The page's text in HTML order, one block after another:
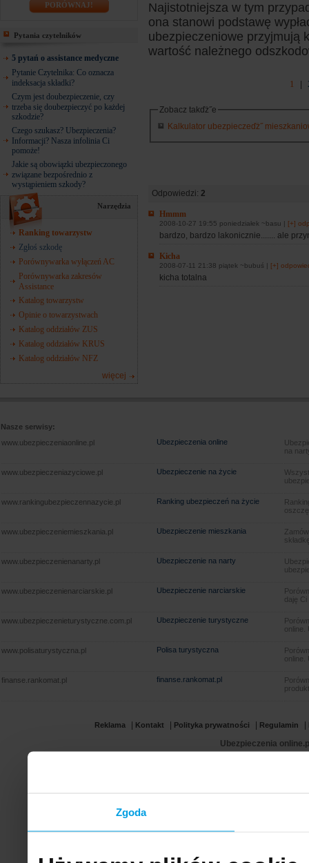
Zgoda
PORÓWNAJ!
Pytania czytelników
5 pytań o assistance medyczne
Pytanie Czytelnika: Co oznacza
indeksacja składki?
Czym jest doubezpieczenie, czy
trzeba się doubezpieczyć po każdej
szkodzie?
Czego szukasz? Ubezpieczenia?
Informacji? Nasza infolinia Ci
pomoże!
Jakie są obowiązki ubezpieczonego
związane bezpośrednio z
wystąpieniem szkody?
Narzędzia
Ranking towarzystw
Zgłoś szkodę
Porównywarka wyłączeń AC
Porównywarka zakresów
Assistance
Katalog towarzystw
Opinie o towarzystwach
Katalog oddziałów ZUS
Katalog oddziałów KRUS
Katalog oddziałów NFZ
więcej
Najistotniejsza w tym
ona stanowi podstawę
ubezpieczeniowe przyjmują
wartość należnego
1
Zobacz takďż˝e
Kalkulator ubezpieczeďż˝
Odpowiedzi: 2
Hmmm
2008-10-27 19:55 poniedziałek ~basu | [+]
bardzo, bardzo lakonicznie....... ale
Kicha
2008-07-11 21:38 piątek ~bubuś | [+]
kicha totalna
Nasze serwisy:
www.ubezpieczeniaonline.pl
Ubezpieczenia online
na
www.ubezpieczeniazyciowe.pl Ubezpieczenie na życie
www.rankingubezpieczennazycie.pl Ranking ubezpieczeń na życie
www.ubezpieczeniemieszkania.pl Ubezpieczenie mieszkania
www.ubezpieczenienanarty.pl Ubezpieczenie na narty
www.ubezpieczenienarciarskie.pl Ubezpieczenie narciarskie
daję
www.ubezpieczenieturystyczne.com.pl Ubezpieczenie turystyczne
www.polisaturystyczna.pl Polisa turystyczna
finanse.rankomat.pl finanse.rankomat.pl
Reklama Kontakt Polityka prywatności Regulamin
Ubezpieczenia